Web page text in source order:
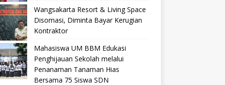
Wangsakarta Resort & Living Space
Disomasi, Diminta Bayar Kerugian
Kontraktor
Mahasiswa UM BBM Edukasi
Penghijauan Sekolah melalui
Penanaman Tanaman Hias
Bersama 75 Siswa SDN